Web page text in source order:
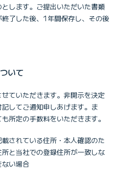
します。ご提出いただいた書類
了した後、1年間保存し、その後
いて
ていただきます。非開示を決定
してご通知申しあげます。ま
所定の手数料をいただきます。
されている住所・本人確認のた
と当社での登録住所が一致しな
い場合